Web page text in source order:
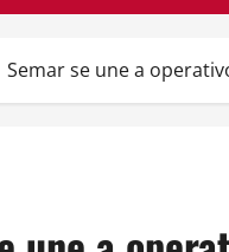
Semar se une a